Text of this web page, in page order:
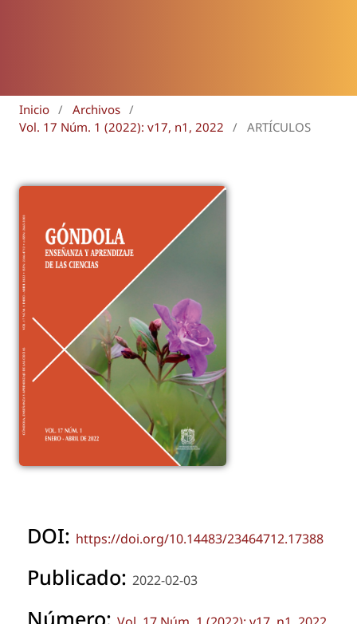
Inicio / Archivos /
Vol. 17 Núm. 1 (2022): v17, n1, 2022
/ ARTÍCULOS
DOI: https://doi.org/10.14483/23464712.17388
Publicado: 2022-02-03
Número: